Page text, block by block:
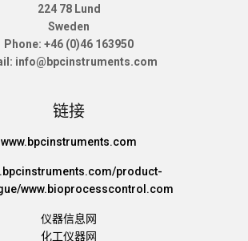
224 78 Lund
Sweden
Phone: +46 (0)46 163950
info@bpcinstruments.com
链接
www.bpcinstruments.com
product-
www.bioprocesscontrol.com
仪器信息网
化工仪器网